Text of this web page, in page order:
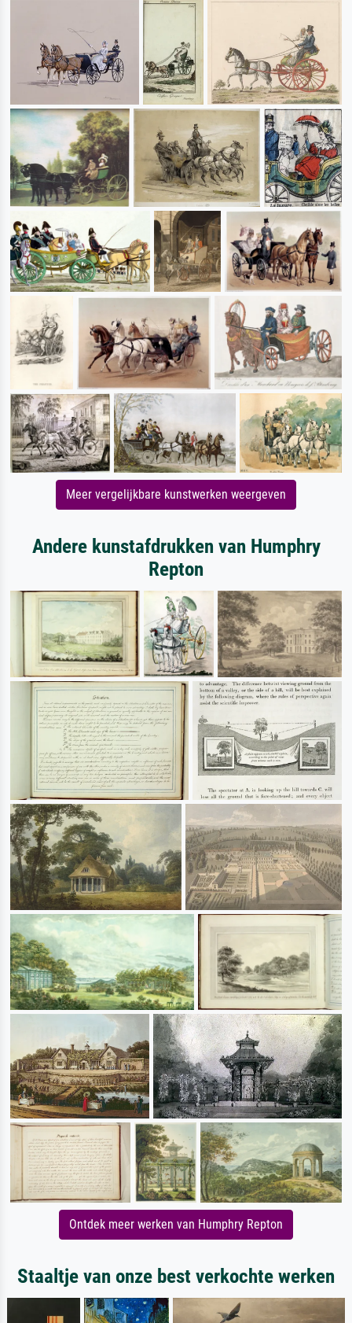
Meer vergelijkbare kunstwerken weergeven
Andere kunstafdrukken van Humphry
Repton
Ontdek meer werken van Humphry Repton
Staaltje van onze best verkochte werken